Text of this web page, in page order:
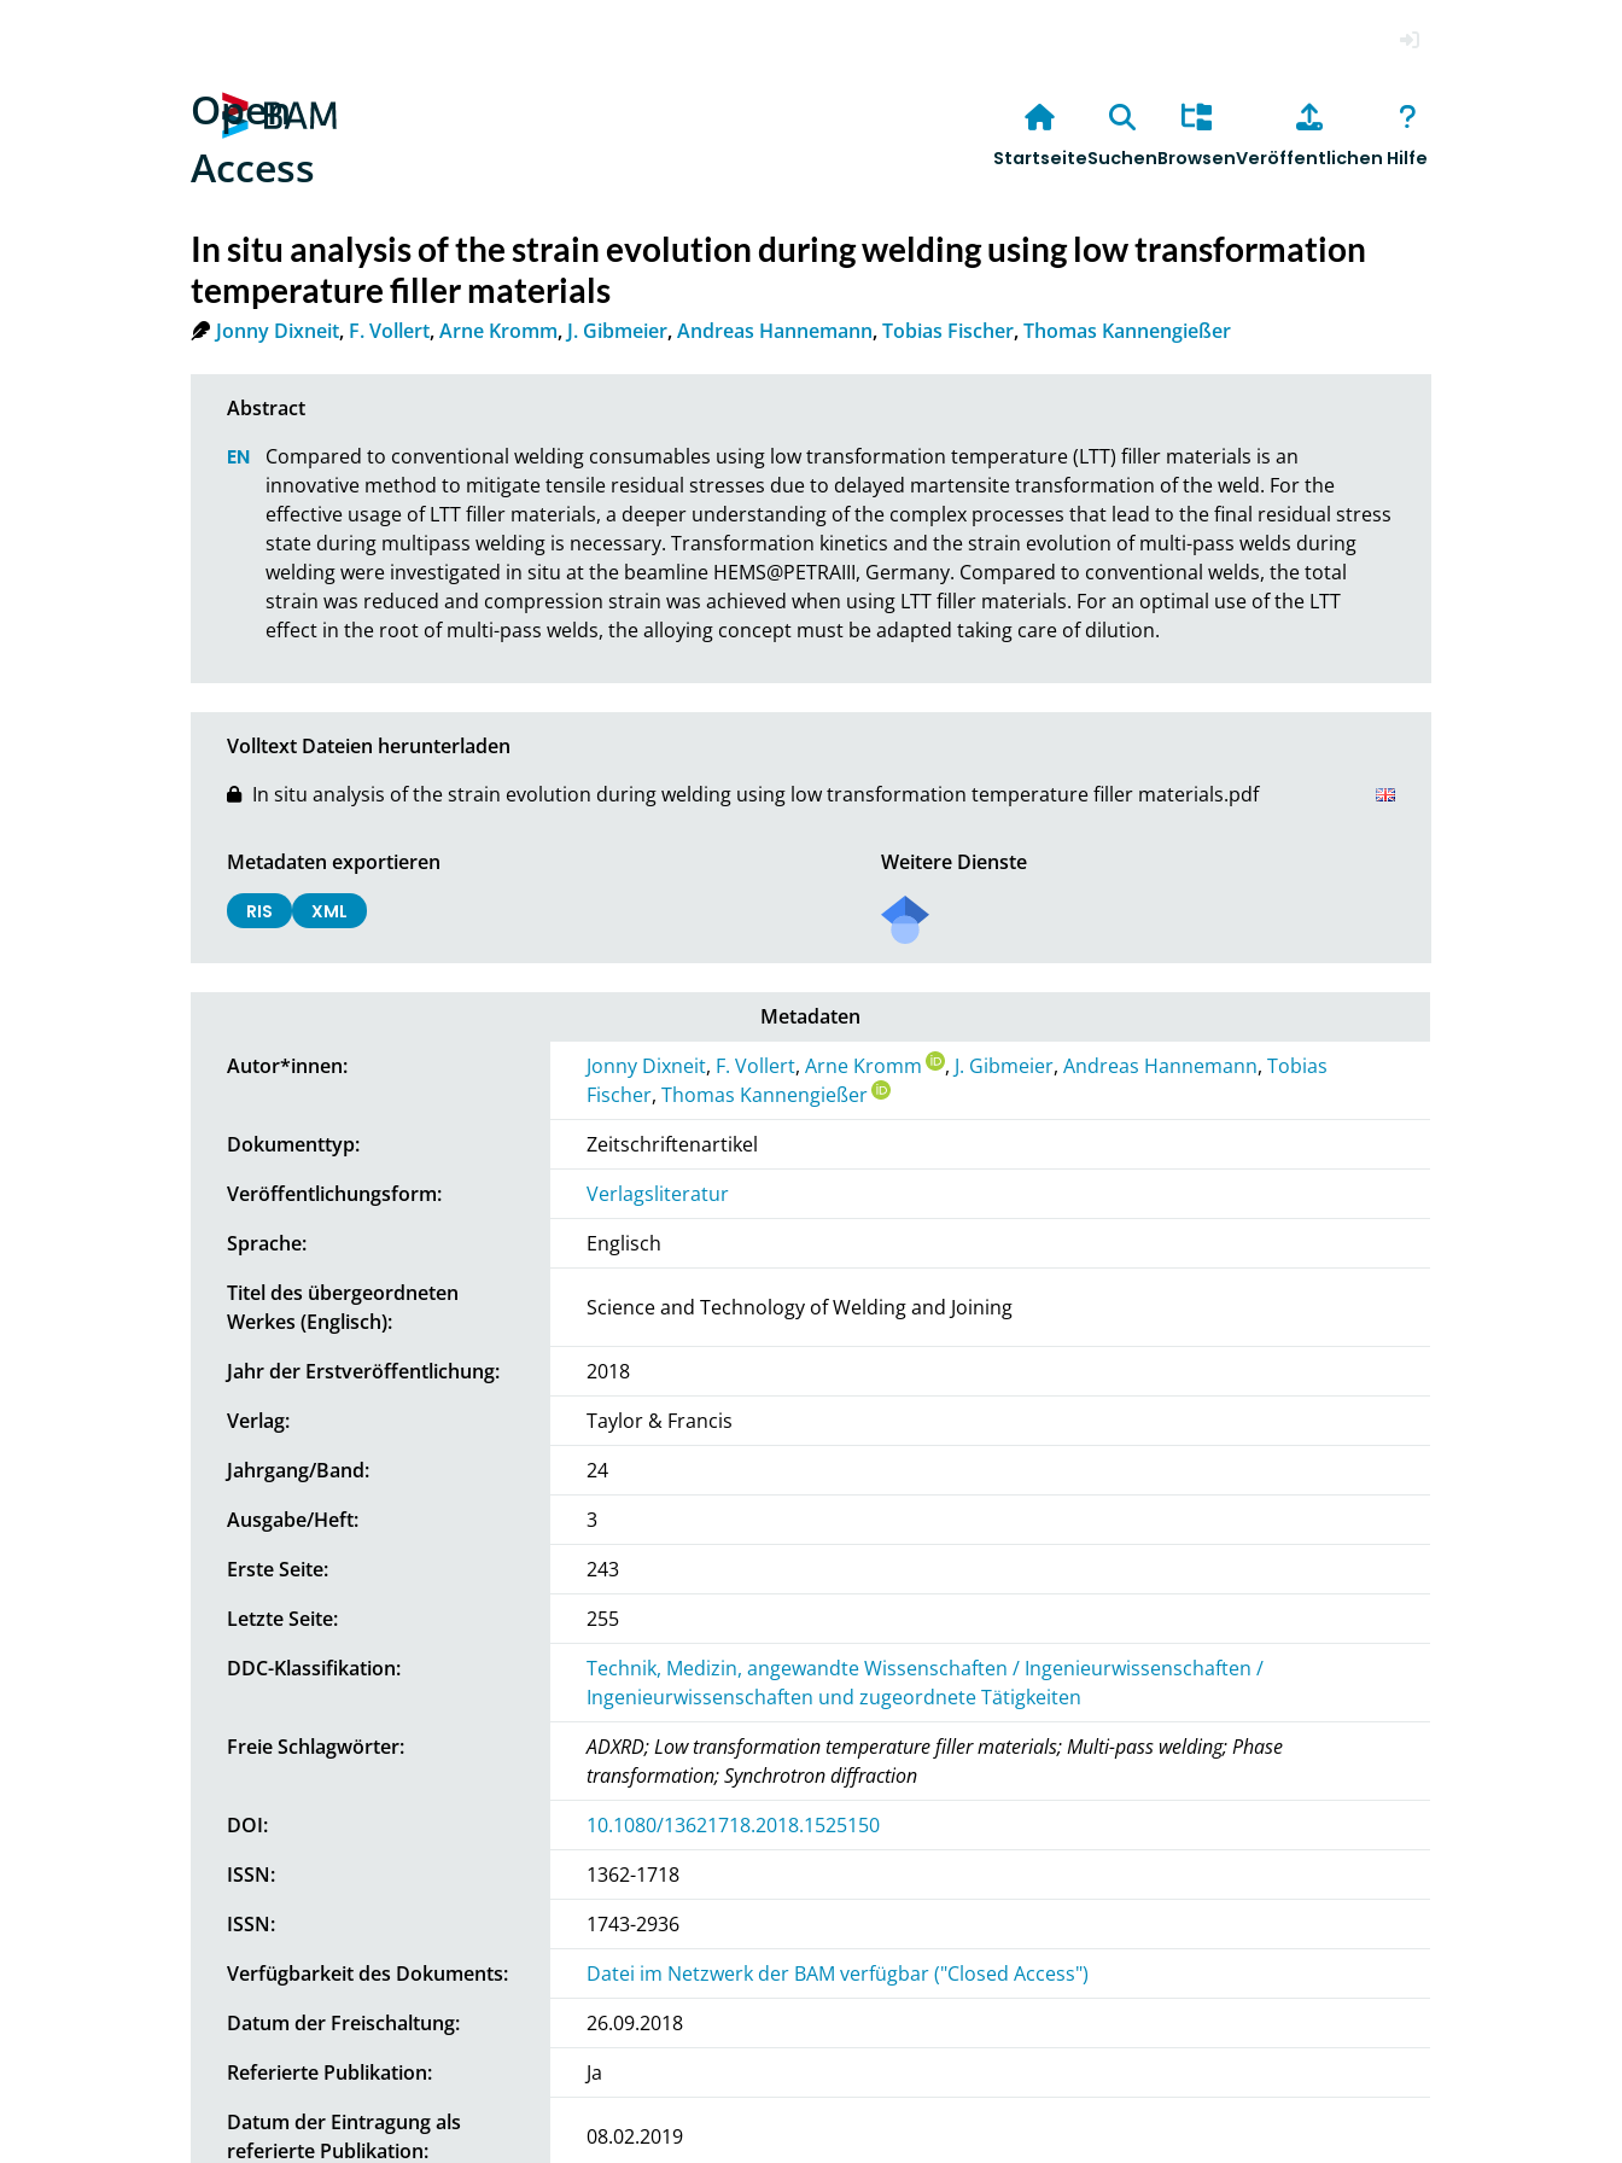
Open
Access
StartseiteSuchenBrowsenVeröffentlichen Hilfe
In situ analysis of the strain evolution during welding using low transformation
temperature filler materials
Jonny Dixneit, F. Vollert,Arne Kromm, J. Gibmeier,Andreas Hannemann,Tobias Fischer,Thomas Kannengießer
Compared to conventional welding consumables using low transformation temperature (LTT) filler materials is an
innovative method to mitigate tensile residual stresses due to delayed martensite transformation of the weld. For the
effective usage of LTT filler materials, a deeper understanding of the complex processes that lead to the final residual stress
state during multipass welding is necessary. Transformation kinetics and the strain evolution of multi-pass welds during
welding were investigated in situ at the beamline HEMS@PETRAIII, Germany. Compared to conventional welds, the total
strain was reduced and compression strain was achieved when using LTT filler materials. For an optimal use of the LTT
effect in the root of multi-pass welds, the alloying concept must be adapted taking care of dilution.
Volltext Dateien herunterladen
In situ analysis of the strain evolution during welding using low transformation temperature filler materials.pdf
Metadaten exportieren
RIS XML
Weitere Dienste
Metadaten
Autor*innen:
Jonny Dixneit, F. Vollert,Arne Kromm , J. Gibmeier,Andreas Hannemann,Tobias
Fischer,Thomas Kannengießer
Dokumenttyp:
Zeitschriftenartikel
Veröffentlichungsform:
Verlagsliteratur
Sprache:
Englisch
Titel des übergeordneten
Werkes (Englisch):
Science and Technology of Welding and Joining
Jahr der Erstveröffentlichung:
2018
Verlag:
Taylor & Francis
Jahrgang/Band:
24
Ausgabe/Heft:
3
Erste Seite:
243
Letzte Seite:
255
DDC-Klassifikation:
Technik, Medizin, angewandte Wissenschaften / Ingenieurwissenschaften /
Ingenieurwissenschaften und zugeordnete Tätigkeiten
Freie Schlagwörter:
ADXRD; Low transformation temperature filler materials; Multi-pass welding; Phase
transformation; Synchrotron diffraction
DOI:
10.1080/13621718.2018.1525150
ISSN:
1362-1718
ISSN:
1743-2936
Verfügbarkeit des Dokuments:
Datei im Netzwerk der BAM verfügbar ("Closed Access")
Datum der Freischaltung:
26.09.2018
Referierte Publikation:
Ja
Datum der Eintragung als
referierte Publikation:
08.02.2019